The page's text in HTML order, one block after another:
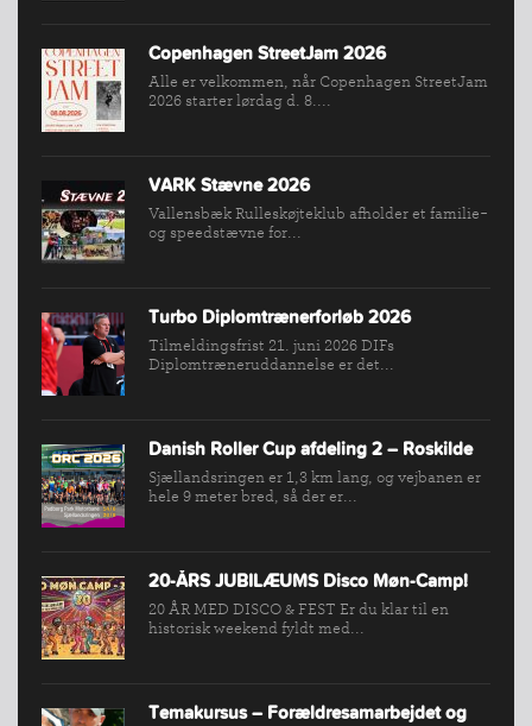
Copenhagen StreetJam 2026
Alle er velkommen, når Copenhagen StreetJam
2026 starter lørdag d. 8....
VARK Stævne 2026
Vallensbæk Rulleskøjteklub afholder et familie-
og speedstævne for...
Turbo Diplomtrænerforløb 2026
Tilmeldingsfrist 21. juni 2026 DIFs
Diplomtræneruddannelse er det...
Danish Roller Cup afdeling 2 – Roskilde
Sjællandsringen er 1,3 km lang, og vejbanen er
hele 9 meter bred, så der er...
20-ÅRS JUBILÆUMS Disco Møn-Camp!
20 ÅR MED DISCO & FEST Er du klar til en
historisk weekend fyldt med...
Temakursus – Forældresamarbejdet og